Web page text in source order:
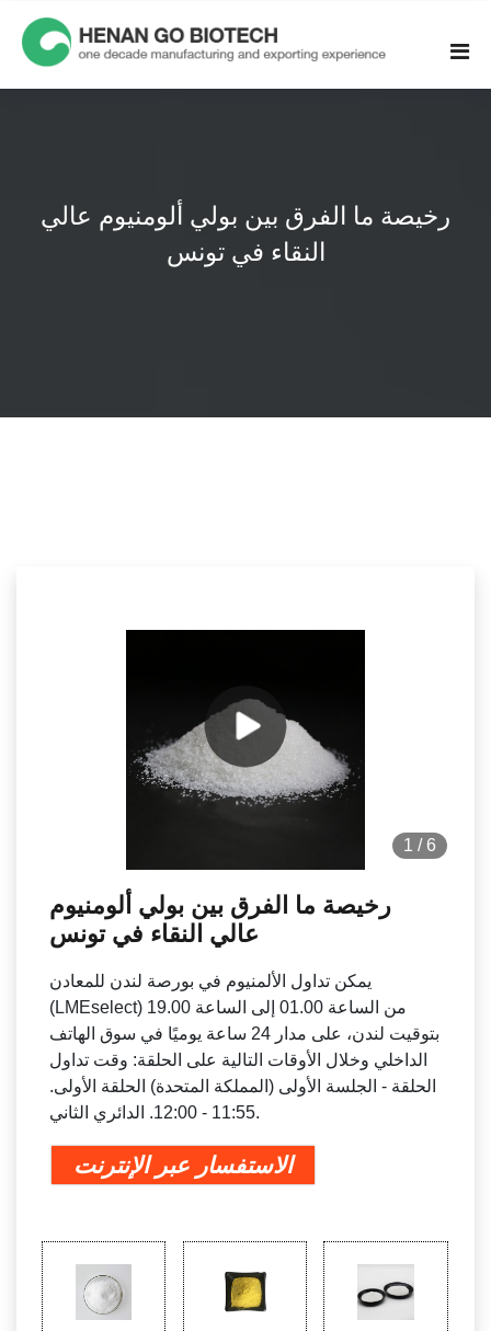
content
رخيصة ما الفرق بين بولي ألومنيوم عالي
النقاء في تونس
1 / 6
رخيصة ما الفرق بين بولي ألومنيوم
عالي النقاء في تونس
يمكن تداول الألمنيوم في بورصة لندن للمعادن
(LMEselect) من الساعة 01.00 إلى الساعة 19.00
بتوقيت لندن، على مدار 24 ساعة يوميًا في سوق الهاتف
الداخلي وخلال الأوقات التالية على الحلقة: وقت تداول
الحلقة - الجلسة الأولى (المملكة المتحدة) الحلقة الأولى.
11:55 - 12:00. الدائري الثاني.
الاستفسار عبر الإنترنت